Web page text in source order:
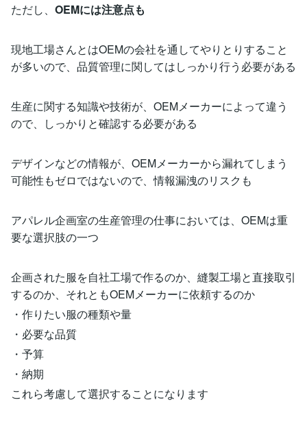
ただし、 OEMには注意点も
現地工場さんとはOEMの会社を通してやりとりすること
が多いので、品質管理に関してはしっかり行う必要がある
生産に関する知識や技術が、OEMメーカーによって違う
ので、しっかりと確認する必要がある
デザインなどの情報が、OEMメーカーから漏れてしまう
可能性もゼロではないので、情報漏洩のリスクも
アパレル企画室の生産管理の仕事においては、OEMは重
要な選択肢の一つ
企画された服を自社工場で作るのか、縫製工場と直接取引
するのか、それともOEMメーカーに依頼するのか
・作りたい服の種類や量
・必要な品質
・予算
・納期
これら考慮して選択することになります